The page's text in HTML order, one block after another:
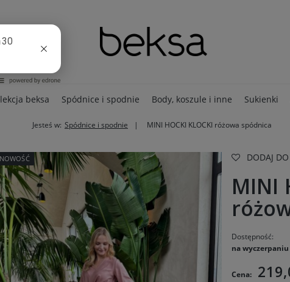
beksa Spódnice i spodnie Body, koszule i inne Sukienki
Jesteś w: Spódnice i spodnie MINI HOCKI KLOCKI różowa spódnica
NOWOŚĆ DODAJ
MINI
Dostępność:
na wyczerpaniu
Cena: